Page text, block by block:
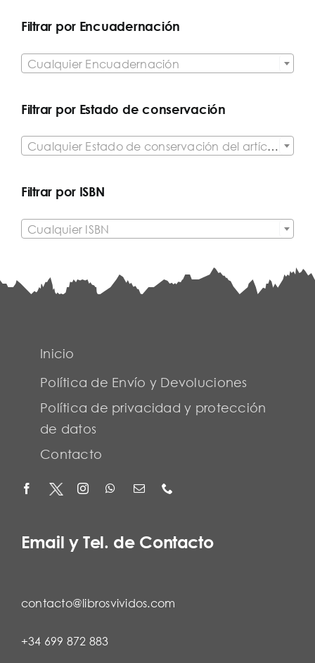
Filtrar por Encuadernación
Cualquier Encuadernación
Filtrar por Estado de conservación
Cualquier Estado de conservación del artículo
Filtrar por ISBN
Cualquier ISBN
Inicio
Política de Envío y Devoluciones
Política de privacidad y protección
de datos
Contacto
Email y Tel. de Contacto
contacto@librosvividos.com
+34 699 872 883